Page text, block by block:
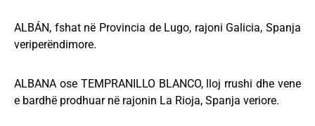
ALBÁN, fshat në Provincia de Lugo, rajoni Galicia, Spanja
veriperëndimore.
ALBANA ose TEMPRANILLO BLANCO, lloj rrushi dhe vene
e bardhë prodhuar në rajonin La Rioja, Spanja veriore.